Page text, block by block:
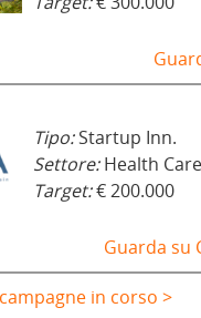
Tipo:Startup Inn.
Settore:Health Care
Target:€ 200.000
Guarda su
in corso >